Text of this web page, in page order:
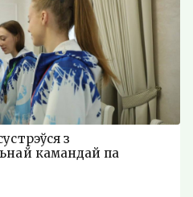
з
камандай па